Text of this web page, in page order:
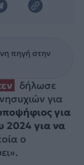
πηγή στην
δήλωσε
για
για
2024 για να
ο